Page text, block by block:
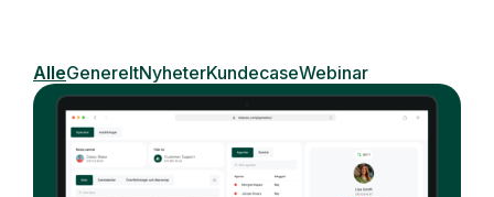
AlleGenereltNyheterKundecaseWebinar